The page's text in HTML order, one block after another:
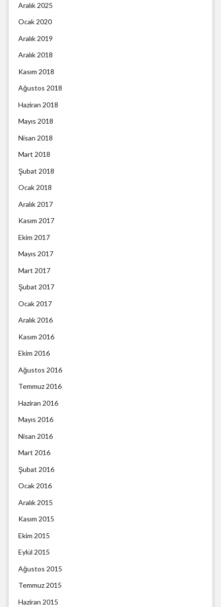
Aralık 2025
Ocak 2020
Aralık 2019
Aralık 2018
Kasım 2018
Ağustos 2018
Haziran 2018
Mayıs 2018
Nisan 2018
Mart 2018
Şubat 2018
Ocak 2018
Aralık 2017
Kasım 2017
Ekim 2017
Mayıs 2017
Mart 2017
Şubat 2017
Ocak 2017
Aralık 2016
Kasım 2016
Ekim 2016
Ağustos 2016
Temmuz 2016
Haziran 2016
Mayıs 2016
Nisan 2016
Mart 2016
Şubat 2016
Ocak 2016
Aralık 2015
Kasım 2015
Ekim 2015
Eylül 2015
Ağustos 2015
Temmuz 2015
Haziran 2015